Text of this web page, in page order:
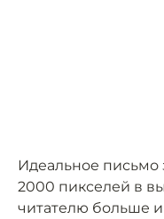
Идеальное письмо
2000 пикселей в
читателю больше